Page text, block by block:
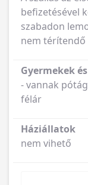
befizetésével
szabadon
nem térítendő
Gyermekek
- vannak
félár
Háziállatok
nem vihető